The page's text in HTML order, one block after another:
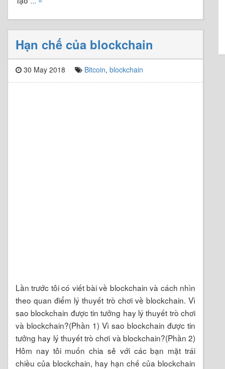
Hạn chế của blockchain
30 May 2018 Bitcoin, blockchain
Lần trước tôi có viết bài về blockchain và cách nhìn
theo quan điểm lý thuyết trò chơi về blockchain. Vì
sao blockchain được tin tưởng hay lý thuyết trò chơi
và blockchain?(Phần 1) Vì sao blockchain được tin
tưởng hay lý thuyết trò chơi và blockchain?(Phần 2)
Hôm nay tôi muốn chia sẻ với các bạn mặt trái
chiều của blockchain, hay hạn chế của blockchain